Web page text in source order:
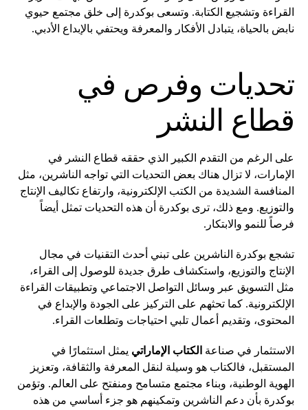
القراءة وتشجيع الكتابة. وتسعى بوكدرة إلى خلق مجتمع حيوي
نابض بالحياة، يتبادل الأفكار والمعرفة ويحتفي بالإبداع الأدبي.
تحديات وفرص في
قطاع النشر
على الرغم من التقدم الكبير الذي حققه قطاع النشر في
الإمارات، لا تزال هناك بعض التحديات التي تواجه الناشرين، مثل
المنافسة الشديدة من الكتب الإلكترونية، وارتفاع تكاليف الإنتاج
والتوزيع. ومع ذلك، ترى بوكدرة أن هذه التحديات تمثل أيضاً
فرصاً للنمو والابتكار.
تشجع بوكدرة الناشرين على تبني أحدث التقنيات في مجال
الإنتاج والتوزيع، واستكشاف طرق جديدة للوصول إلى القراء،
مثل التسويق عبر وسائل التواصل الاجتماعي وتطبيقات القراءة
الإلكترونية. كما تحثهم على التركيز على الجودة والإبداع في
المحتوى، وتقديم أعمال تلبي احتياجات وتطلعات القراء.
الاستثمار في صناعة الكتاب الإماراتي يمثل استثمارًا في
المستقبل، فالكتاب هو وسيلة لنقل المعرفة والثقافة، وتعزيز
الهوية الوطنية، وبناء مجتمع متسامح ومنفتح على العالم. وتؤمن
بوكدرة بأن دعم الناشرين وتمكينهم هو جزء أساسي من هذه